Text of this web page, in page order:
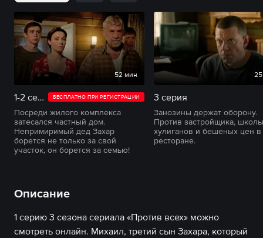
52 мин
1-2 серии БЕСПЛАТНО ПРИ РЕГИСТРАЦИИ
Посреди жилого комплекса
затесался частный дом.
Непримиримый дед Захар
борется не только за свой
участок, он борется за семью!
3 серия
Занозины держат оборону.
Против застройщика,
хулиганов и бешеных цен в
ресторане.
Описание
1 серию 3 сезона сериала «Против всех» можно
смотреть онлайн. Михаил, третий сын Захара, который